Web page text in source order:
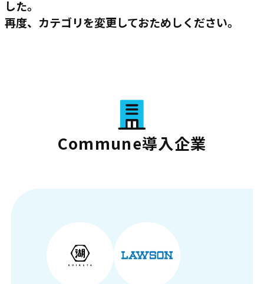
した。
再度、カテゴリを変更しておためしください。
Commune導入企業